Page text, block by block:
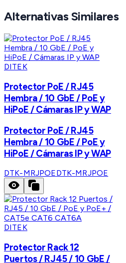
Alternativas Similares
DITEK
Protector PoE / RJ45
Hembra / 10 GbE / PoE y
HiPoE / Cámaras IP y WAP
Protector PoE / RJ45
Hembra / 10 GbE / PoE y
HiPoE / Cámaras IP y WAP
DTK-MRJPOEDTK-MRJPOE
DITEK
Protector Rack 12
Puertos / RJ45 / 10 GbE /